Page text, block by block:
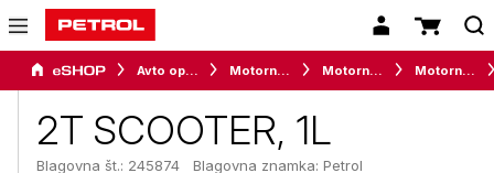
Avto oprema in avtomobilizem Motorna olja, maziva in tekočine za vozila Motorna olja Motorna olja za dvotaktne motorje
2T SCOOTER, 1L
Blagovna št.: 245874 Blagovna znamka: Petrol